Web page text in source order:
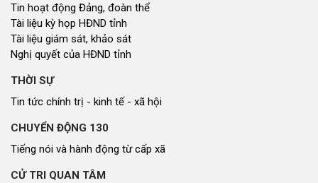
Tin hoạt động Đảng, đoàn thể
Tài liệu kỳ họp HĐND tỉnh
Tài liệu giám sát, khảo sát
Nghị quyết của HĐND tỉnh
THỜI SỰ
Tin tức chính trị - kinh tế - xã hội
CHUYỂN ĐỘNG 130
Tiếng nói và hành động từ cấp xã
CỬ TRI QUAN TÂM